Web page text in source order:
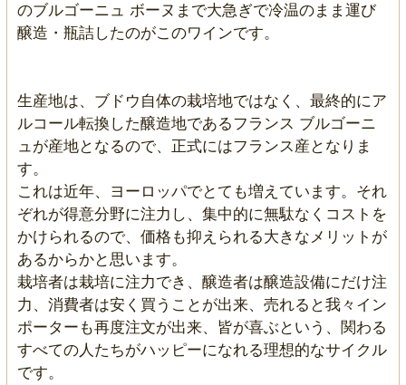
のブルゴーニュ ボーヌまで大急ぎで冷温のまま運び
醸造・瓶詰したのがこのワインです。
生産地は、ブドウ自体の栽培地ではなく、最終的にア
ルコール転換した醸造地であるフランス ブルゴーニ
ュが産地となるので、正式にはフランス産となりま
す。
これは近年、ヨーロッパでとても増えています。それ
ぞれが得意分野に注力し、集中的に無駄なくコストを
かけられるので、価格も抑えられる大きなメリットが
あるからかと思います。
栽培者は栽培に注力でき、醸造者は醸造設備にだけ注
力、消費者は安く買うことが出来、売れると我々イン
ポーターも再度注文が出来、皆が喜ぶという、関わる
すべての人たちがハッピーになれる理想的なサイクル
です。